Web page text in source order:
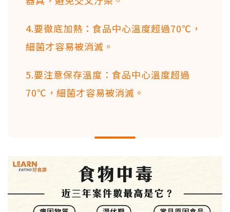
4.要徹底加熱：食品中心溫度超過70℃，
細菌才容易被消滅。
5.要注意保存溫度：食品中心溫度超過
70℃，細菌才容易被消滅。